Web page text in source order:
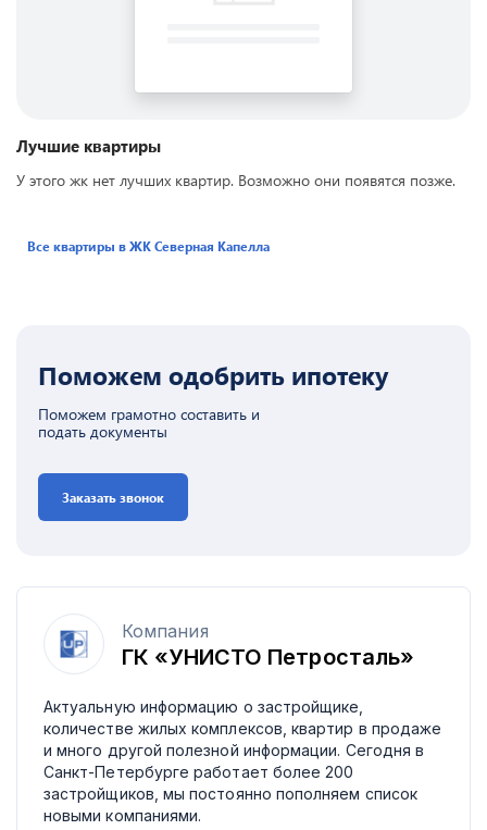
Лучшие квартиры
У этого жк нет лучших квартир. Возможно они появятся позже.
Все квартиры в ЖКСеверная Капелла
Поможем одобрить ипотеку
Поможем грамотно составить и
подать документы
Заказать звонок
Компания
ГК «УНИСТО Петросталь»
Актуальную информацию о застройщике,
количестве жилых комплексов, квартир в продаже
и много другой полезной информации. Сегодня в
Санкт-Петербурге работает более 200
застройщиков, мы постоянно пополняем список
новыми компаниями.